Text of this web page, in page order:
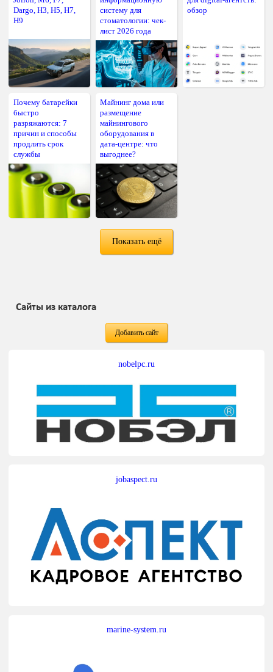
Dargo, H3, H5, H7,
H9
систему для
стоматологии: чек-
лист 2026 года
обзор
Почему батарейки
быстро
разряжаются: 7
причин и способы
продлить срок
службы
Майнинг дома или
размещение
майнингового
оборудования в
дата-центре: что
выгоднее?
Показать ещё
Сайты из каталога
Добавить сайт
nobelpc.ru
jobaspect.ru
marine-system.ru